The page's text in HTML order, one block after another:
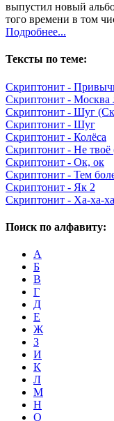
выпустил новый
того времени в том
Подробнее...
Тексты по теме:
Скриптонит -
Скриптонит -
Скриптонит - Шуг
Скриптонит - Шуг
Скриптонит - Колёса
Скриптонит - Не
Скриптонит - Ок, ок
Скриптонит - Тем
Скриптонит - Як 2
Скриптонит - Ха-ха-ха
Поиск по алфавиту:
А
Б
В
Г
Д
Е
Ж
З
И
К
Л
М
Н
О